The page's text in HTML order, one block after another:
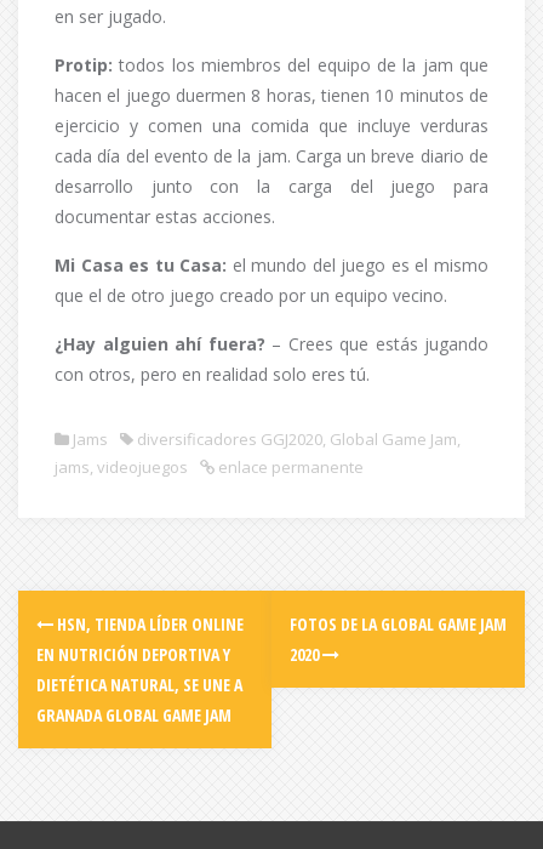
en ser jugado.
Protip: todos los miembros del equipo de la jam que
hacen el juego duermen 8 horas, tienen 10 minutos de
ejercicio y comen una comida que incluye verduras
cada día del evento de la jam. Carga un breve diario de
desarrollo junto con la carga del juego para
documentar estas acciones.
Mi Casa es tu Casa: el mundo del juego es el mismo
que el de otro juego creado por un equipo vecino.
¿Hay alguien ahí fuera? – Crees que estás jugando
con otros, pero en realidad solo eres tú.
Jams diversificadores GGJ2020, Global Game Jam,
jams, videojuegos enlace permanente
HSN, TIENDA LÍDER ONLINE
EN NUTRICIÓN DEPORTIVA Y
DIETÉTICA NATURAL, SE UNE A
GRANADA GLOBAL GAME JAM
FOTOS DE LA GLOBAL GAME JAM
2020